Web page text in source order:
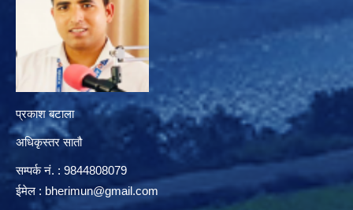
प्रकाश बटाला
अधिकृस्तर सातौ
सम्पर्क न‌ं. : 9844808079
ईमेल : bherimun@gmail.com